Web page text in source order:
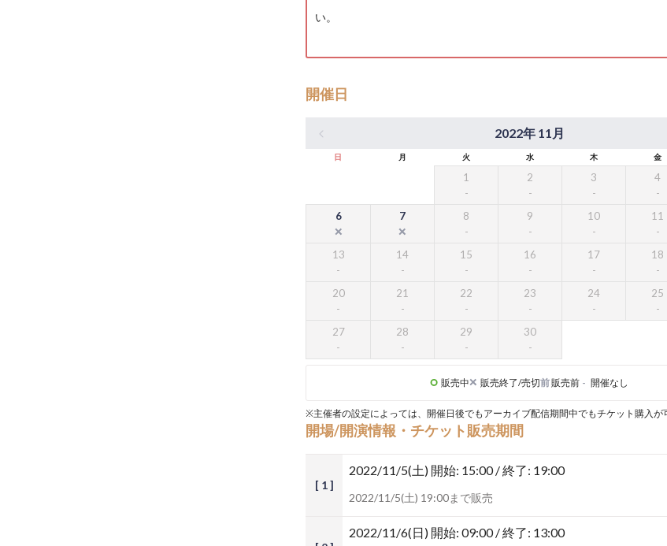
い。
開催日
2022年 11月
日 月 火 水 木 金
1 2 3 4
6 7 8 9 10 11
13 14 15 16 17 18
20 21 22 23 24 25
27 28 29 30
販売中 販売終了/売切前販売前 - 開催なし
※主催者の設定によっては、開催日後でもアーカイブ配信期間中でもチケット購入が
開場/開演情報・チケット販売期間
[ 1 ]
2022/11/5(土) 開始: 15:00 / 終了: 19:00
2022/11/5(土) 19:00まで販売
2022/11/6(日) 開始: 09:00 / 終了: 13:00